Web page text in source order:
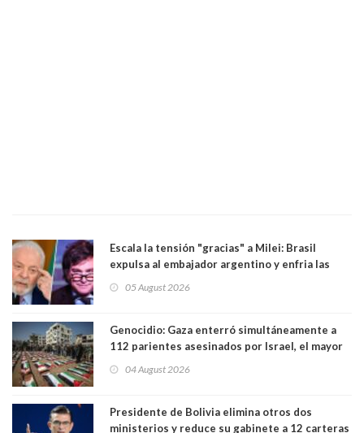
Escala la tensión "gracias" a Milei: Brasil
expulsa al embajador argentino y enfria las
trasandino
05 August 2026
Genocidio: Gaza enterró simultáneamente a
112 parientes asesinados por Israel, el mayor
muertos figuran 44 niños y nueve ancianos
04 August 2026
Presidente de Bolivia elimina otros dos
ministerios y reduce su gabinete a 12 carteras